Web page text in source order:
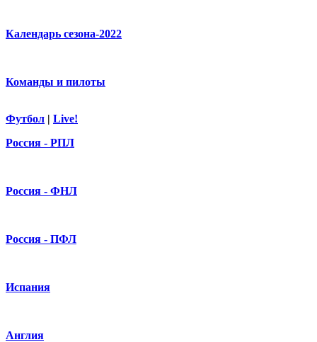
Календарь сезона-2022
Команды и пилоты
Футбол | Live!
Россия - РПЛ
Россия - ФНЛ
Россия - ПФЛ
Испания
Англия